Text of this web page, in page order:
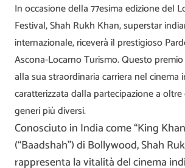
In occasione della 77esima edizione del
Festival, Shah Rukh Khan, superstar
internazionale, riceverà il prestigioso
Ascona-Locarno Turismo. Questo
alla sua straordinaria carriera nel cinema
caratterizzata dalla partecipazione a
generi più diversi.
Conosciuto in India come “King
(“Baadshah”) di Bollywood, Shah
rappresenta la vitalità del cinema